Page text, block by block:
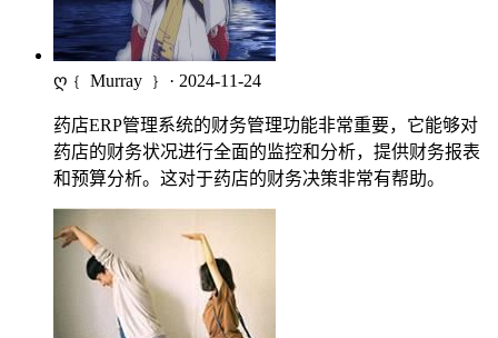
ღ﹛ Murray ﹜ · 2024-11-24
药店ERP管理系统的财务管理功能非常重要，它能够对
药店的财务状况进行全面的监控和分析，提供财务报表
和预算分析。这对于药店的财务决策非常有帮助。